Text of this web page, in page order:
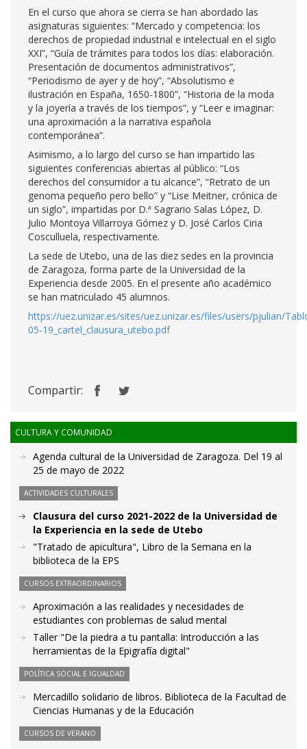
En el curso que ahora se cierra se han abordado las
asignaturas siguientes: “Mercado y competencia: los
derechos de propiedad industrial e intelectual en el siglo
XXI”, “Guía de trámites para todos los días: elaboración.
Presentación de documentos administrativos”,
“Periodismo de ayer y de hoy”, “Absolutismo e
ilustración en España, 1650-1800”, “Historia de la moda
y la joyería a través de los tiempos”, y “Leer e imaginar:
una aproximación a la narrativa española
contemporánea”.
Asimismo, a lo largo del curso se han impartido las
siguientes conferencias abiertas al público: “Los
derechos del consumidor a tu alcance”, “Retrato de un
genoma pequeño pero bello” y “Lise Meitner, crónica de
un siglo”, impartidas por D.ª Sagrario Salas López, D.
Julio Montoya Villarroya Gómez y D. José Carlos Ciria
Cosculluela, respectivamente.
La sede de Utebo, una de las diez sedes en la provincia
de Zaragoza, forma parte de la Universidad de la
Experiencia desde 2005. En el presente año académico
se han matriculado 45 alumnos.
https://uez.unizar.es/sites/uez.unizar.es/files/users/pjulian/
05-19_cartel_clausura_utebo.pdf
Compartir:
CULTURA Y COMUNIDAD
Agenda cultural de la Universidad de Zaragoza. Del 19 al
25 de mayo de 2022
ACTIVIDADES CULTURALES
Clausura del curso 2021-2022 de la Universidad de
la Experiencia en la sede de Utebo
"Tratado de apicultura", Libro de la Semana en la
biblioteca de la EPS
CURSOS EXTRAORDINARIOS
Aproximación a las realidades y necesidades de
estudiantes con problemas de salud mental
Taller "De la piedra a tu pantalla: Introducción a las
herramientas de la Epigrafía digital"
POLÍTICA SOCIAL E IGUALDAD
Mercadillo solidario de libros. Biblioteca de la Facultad de
Ciencias Humanas y de la Educación
CURSOS DE VERANO